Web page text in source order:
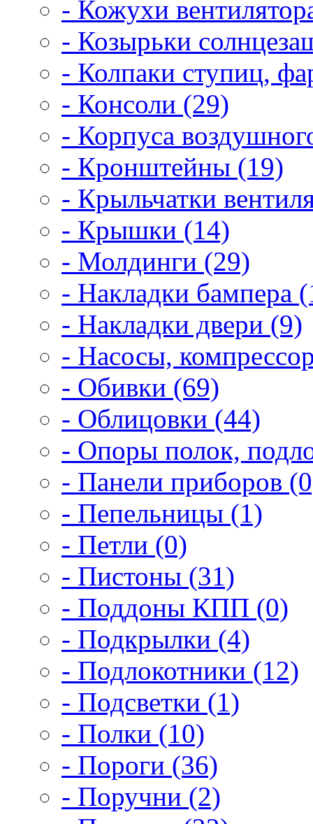
- Кожухи
- Козырьки
- Колпаки ступиц,
- Консоли (29)
- Корпуса
- Кронштейны (19)
- Крыльчатки
- Крышки (14)
- Молдинги (29)
- Накладки бампера
- Накладки двери (9)
- Насосы,
- Обивки (69)
- Облицовки (44)
- Опоры полок,
- Панели приборов
- Пепельницы (1)
- Петли (0)
- Пистоны (31)
- Поддоны КПП (0)
- Подкрылки (4)
- Подлокотники (12)
- Подсветки (1)
- Полки (10)
- Пороги (36)
- Поручни (2)